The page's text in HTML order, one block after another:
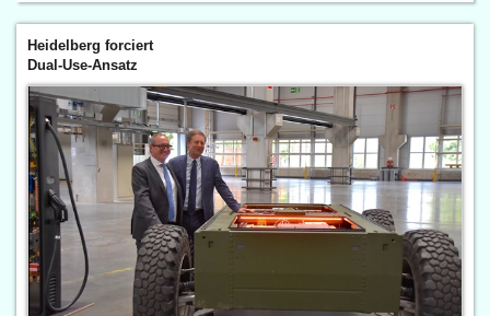
Heidelberg forciert
Dual-Use-Ansatz